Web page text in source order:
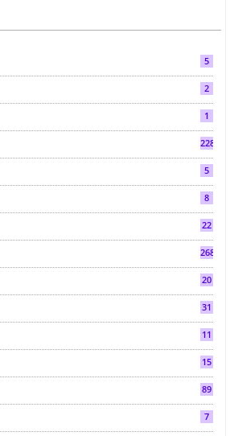
5
2
1
2286
5
8
22
268
20
31
11
15
89
7